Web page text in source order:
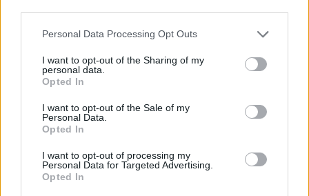
Personal Data Processing Opt Outs
I want to opt-out of the Sharing of my
personal data.
Opted In
I want to opt-out of the Sale of my
Personal Data.
Opted In
I want to opt-out of processing my
Personal Data for Targeted Advertising.
Opted In
KAPCSOLÓDÓ MŰTÁRGYAK